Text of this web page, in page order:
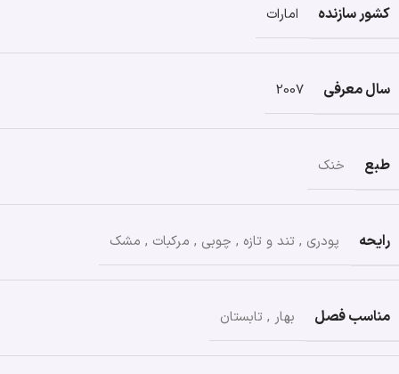
کشور سازنده امارات
سال معرفی 2007
طبع خنک
رایحه پودری , تند و تازه , چوبی , مرکبات , مشک
مناسب فصل بهار , تابستان